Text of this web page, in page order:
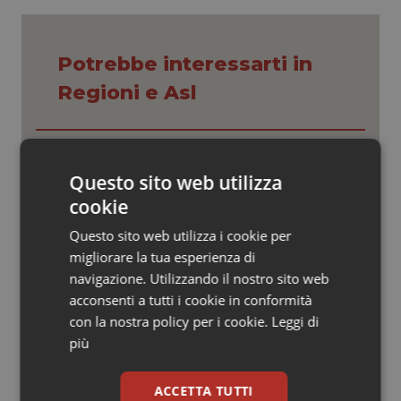
Oncologia & Nutrizione
Psoriasi & pelle
Quotidiano Cardiologia
Quotidiano Chirurgia
Quotidiano Oncologia
Quotidiano Pediatria
Rene & patologie urogenitali
Potrebbe interessarti in
Regioni e Asl
comprendere il presente
Regione Lombardia scrive al ministro
Schillaci: “Gli attuali indicatori non
fotografano la qualità reale del Ssn”
Case di comunità. La sfida ora è
riempirle di professionisti e servizi. Il
Questo sito web utilizza
cookie
Questo sito web utilizza i cookie per
migliorare la tua esperienza di
navigazione. Utilizzando il nostro sito web
acconsenti a tutti i cookie in conformità
con la nostra policy per i cookie. Leggi di
più
ACCETTA TUTTI